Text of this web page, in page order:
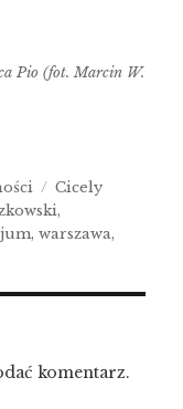
Pio (fot. Marcin W.
Cicely
,
,warszawa,
komentarz.